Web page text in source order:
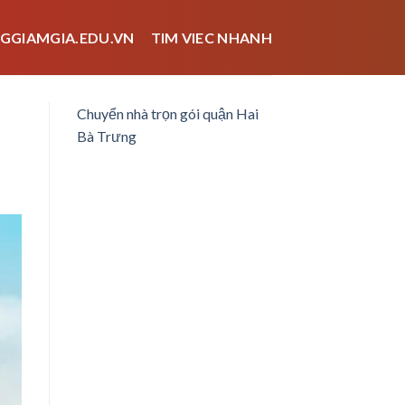
TIM VIEC NHANH
Chuyển nhà trọn gói quận Hai
Bà Trưng